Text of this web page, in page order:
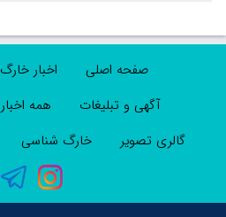
صفحه اصلی اخبار خارگ
آگهی و تبلیغات
همه اخبار
گالری تصویر
خارگ شناسی